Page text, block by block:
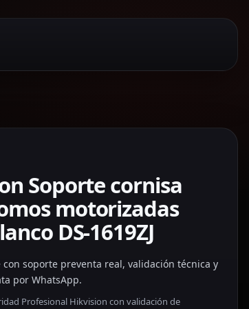
Soporte cornisa
motorizadas
DS-1619ZJ
con soporte preventa real, validación técnica y
por WhatsApp.
Profesional Hikvision con validación de